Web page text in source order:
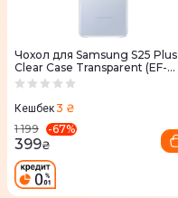
Чохол для Samsung S25 Plus
Clear Case Transparent (EF-
QS936CTEGWW)
Кешбек3 ₴
1 199
-67%
399₴